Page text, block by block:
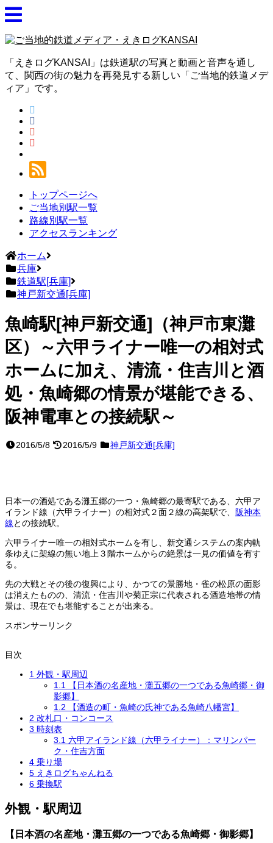
「えきログKANSAI」は鉄道駅の写真と動画と音声を通し
て、関西の街の魅力を再発見する新しい「ご当地的鉄道メデ
ィア」です。
トップページへ
ご当地別駅一覧
路線別駅一覧
アクセスランキング
ホーム
兵庫
鉄道駅[兵庫]
神戸新交通[兵庫]
魚崎駅[神戸新交通]（神戸市東灘
区）～六甲ライナー唯一の相対式
ホームに加え、清流・住吉川と酒
処・魚崎郷の情景が堪能できる、
阪神電車との接続駅～
2016/5/8 2016/5/9 神戸新交通[兵庫]
日本一の酒処である灘五郷の一つ・魚崎郷の最寄駅である、六甲ア
イランド線（六甲ライナー）の相対式２面２線の高架駅で、 阪神本
線との接続駅。
六甲ライナー唯一の相対式ホームを有し、新交通システムの案内軌
条ゆえに架線の無い地上３階ホームからの絶景は一見の価値を有す
る。
先の大戦とその後の復興により、かつての景勝地・雀の松原の面影
は消えたものの、清流・住吉川や菊正宗に代表される酒造地帯の情
景は、現在でも堪能することが出来る。
スポンサーリンク
目次
1 外観・駅周辺
1.1
【日本酒の名産地・灘五郷の一つである魚崎郷・御
影郷】
1.2 【酒造の町・魚崎の氏神である魚崎八幡宮】
2 改札口・コンコース
3 時刻表
3.1 六甲アイランド線（六甲ライナー）：マリンパー
ク・住吉方面
4 乗り場
5 えきログちゃんねる
6 乗換駅
外観・駅周辺
【日本酒の名産地・灘五郷の一つである魚崎郷・御影郷】